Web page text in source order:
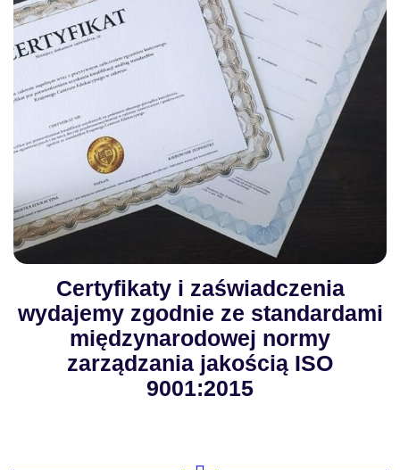
Certyfikaty i zaświadczenia
wydajemy zgodnie ze standardami
międzynarodowej normy
zarządzania jakością ISO
9001:2015